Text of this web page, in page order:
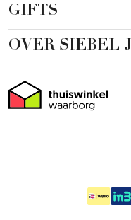
GIFTS
OVER SIEBEL